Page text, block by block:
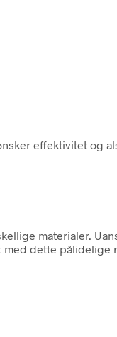
effektivitet og
materialer.
dette pålidelige